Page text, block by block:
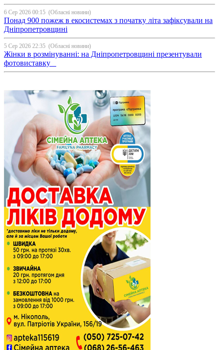
6 Сер 2026 00:15 (Обласні новини)
Понад 900 пожеж в екосистемах з початку літа зафіксували на
Дніпропетровщині
5 Сер 2026 22:35 (Обласні новини)
Жінки в розмінуванні: на Дніпропетровщині презентували
фотовиставку